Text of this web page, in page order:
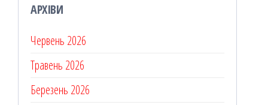
АРХІВИ
Червень 2026
Травень 2026
Березень 2026